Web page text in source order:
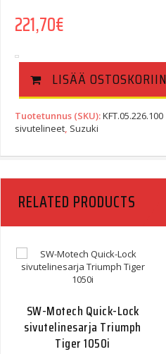
221,70€
LISÄÄ OSTOSKORIIN
Tuotetunnus (SKU):KFT.05.226.100
sivutelineet Suzuki
RELATED PRODUCTS
SW-Motech Quick-Lock
sivutelinesarja Triumph
Tiger 1050i